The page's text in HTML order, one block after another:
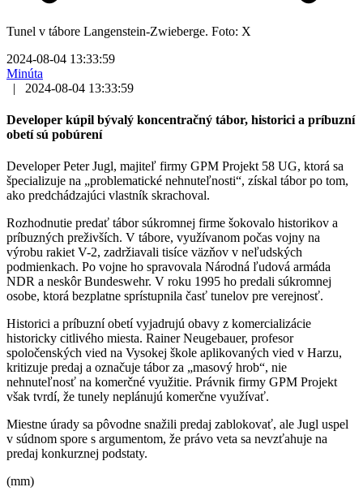
Tunel v tábore Langenstein-Zwieberge. Foto: X
2024-08-04 13:33:59
Minúta
|
2024-08-04 13:33:59
Developer kúpil bývalý koncentračný tábor, historici a príbuzní
obetí sú pobúrení
Developer Peter Jugl, majiteľ firmy GPM Projekt 58 UG, ktorá sa
špecializuje na „problematické nehnuteľnosti“, získal tábor po tom,
ako predchádzajúci vlastník skrachoval.
Rozhodnutie predať tábor súkromnej firme šokovalo historikov a
príbuzných preživších. V tábore, využívanom počas vojny na
výrobu rakiet V-2, zadržiavali tisíce väzňov v neľudských
podmienkach. Po vojne ho spravovala Národná ľudová armáda
NDR a neskôr Bundeswehr. V roku 1995 ho predali súkromnej
osobe, ktorá bezplatne sprístupnila časť tunelov pre verejnosť.
Historici a príbuzní obetí vyjadrujú obavy z komercializácie
historicky citlivého miesta. Rainer Neugebauer, profesor
spoločenských vied na Vysokej škole aplikovaných vied v Harzu,
kritizuje predaj a označuje tábor za „masový hrob“, nie
nehnuteľnosť na komerčné využitie. Právnik firmy GPM Projekt
však tvrdí, že tunely neplánujú komerčne využívať.
Miestne úrady sa pôvodne snažili predaj zablokovať, ale Jugl uspel
v súdnom spore s argumentom, že právo veta sa nevzťahuje na
predaj konkurznej podstaty.
(mm)